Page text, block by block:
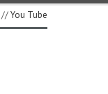
//You Tube